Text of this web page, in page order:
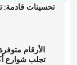
تحسينات قادمة:
الأرقام
تجلب شوارع